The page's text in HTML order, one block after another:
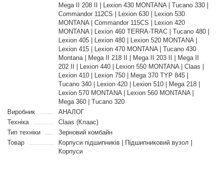
Mega II 208 II | Lexion 430 MONTANA | Tucano 330 |
Commandor 112CS | Lexion 630 | Lexion 530
MONTANA | Commandor 115CS | Lexion 420
MONTANA | Lexion 460 TERRA-TRAC | Tucano 480 |
Lexion 405 | Lexion 480 | Lexion 520 MONTANA |
Lexion 415 | Lexion 470 MONTANA | Tucano 430
Montana | Mega II 218 II | Mega II 203 II | Mega II
202 II | Lexion 440 | Lexion 550 MONTANA | Claas |
Lexion 410 | Lexion 750 | Mega 370 TYP 845 |
Tucano 340 | Lexion 420 | Lexion 510 | Mega 218 |
Lexion 570 MONTANA | Lexion 560 MONTANA |
Mega 360 | Tucano 320
Виробник
АНАЛОГ
Техніка
Claas (Клаас)
Тип техніки
Зерновий комбайн
Товар
Корпуси підшипників | Підшипниковий вузол |
Корпуси